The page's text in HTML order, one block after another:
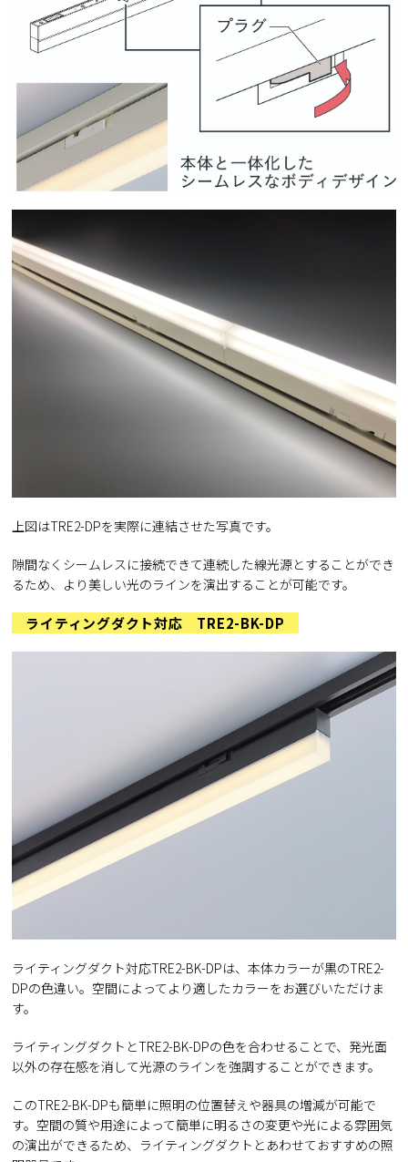
上図はTRE2-DPを実際に連結させた写真です。
隙間なくシームレスに接続できて連続した線光源とすることができ
るため、より美しい光のラインを演出することが可能です。
ライティングダクト対応 TRE2-BK-DP
ライティングダクト対応TRE2-BK-DPは、本体カラーが黒のTRE2-
DPの色違い。空間によってより適したカラーをお選びいただけま
す。
ライティングダクトとTRE2-BK-DPの色を合わせることで、発光面
以外の存在感を消して光源のラインを強調することができます。
このTRE2-BK-DPも簡単に照明の位置替えや器具の増減が可能で
す。空間の質や用途によって簡単に明るさの変更や光による雰囲気
の演出ができるため、ライティングダクトとあわせておすすめの照